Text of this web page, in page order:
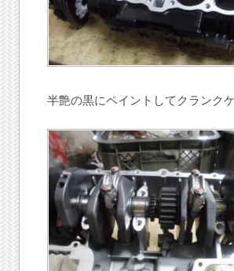
半艶の黒にペイントしてクランク